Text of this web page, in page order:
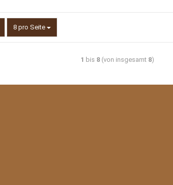
8 pro Seite
pro Seite
1 bis 8 (von insgesamt 8)